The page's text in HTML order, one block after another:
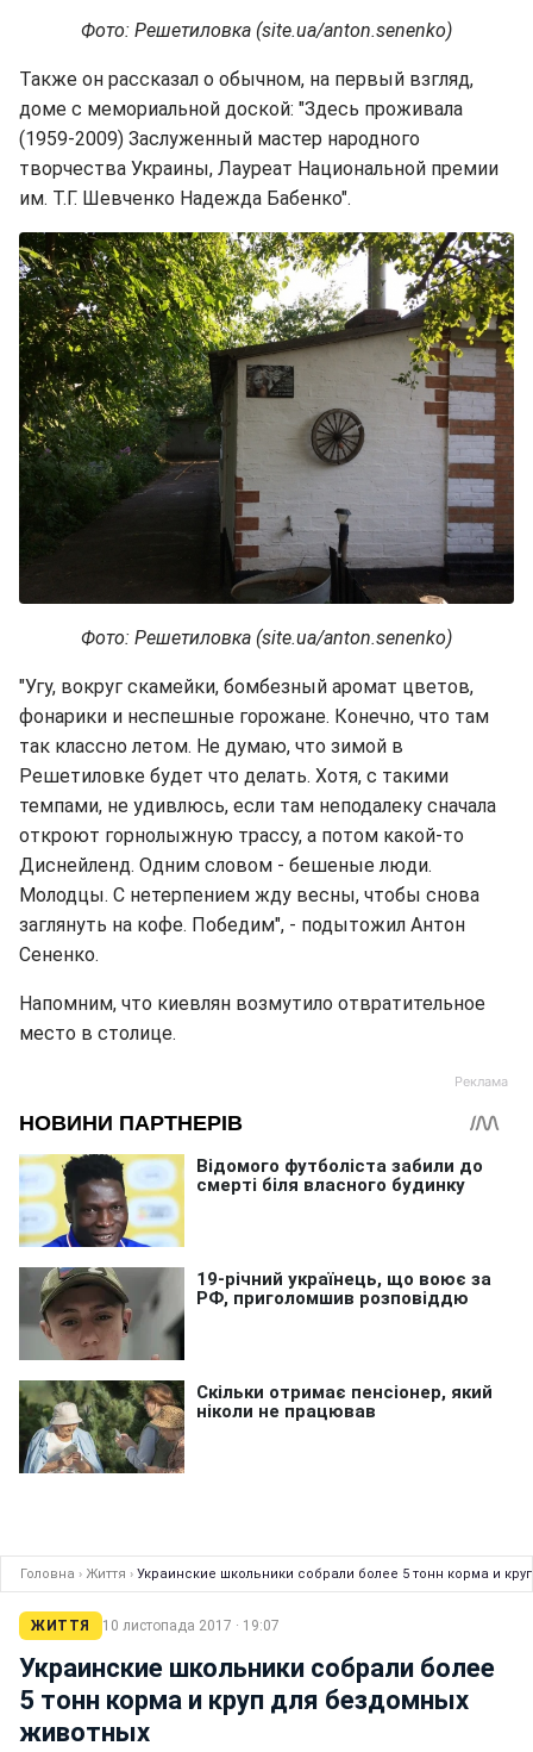
Фото: Решетиловка (site.ua/anton.senenko)
Также он рассказал о обычном, на первый взгляд,
доме с мемориальной доской: "Здесь проживала
(1959-2009) Заслуженный мастер народного
творчества Украины, Лауреат Национальной премии
им. Т.Г. Шевченко Надежда Бабенко".
Фото: Решетиловка (site.ua/anton.senenko)
"Угу, вокруг скамейки, бомбезный аромат цветов,
фонарики и неспешные горожане. Конечно, что там
так классно летом. Не думаю, что зимой в
Решетиловке будет что делать. Хотя, с такими
темпами, не удивлюсь, если там неподалеку сначала
откроют горнолыжную трассу, а потом какой-то
Диснейленд. Одним словом - бешеные люди.
Молодцы. С нетерпением жду весны, чтобы снова
заглянуть на кофе. Победим", - подытожил Антон
Сененко.
Напомним, что киевлян возмутило отвратительное
место в столице.
Головна › Життя › Украинские школьники собрали более 5 тонн корма и
ЖИТТЯ 10 листопада 2017 · 19:07
Украинские школьники собрали более
5 тонн корма и круп для бездомных
животных